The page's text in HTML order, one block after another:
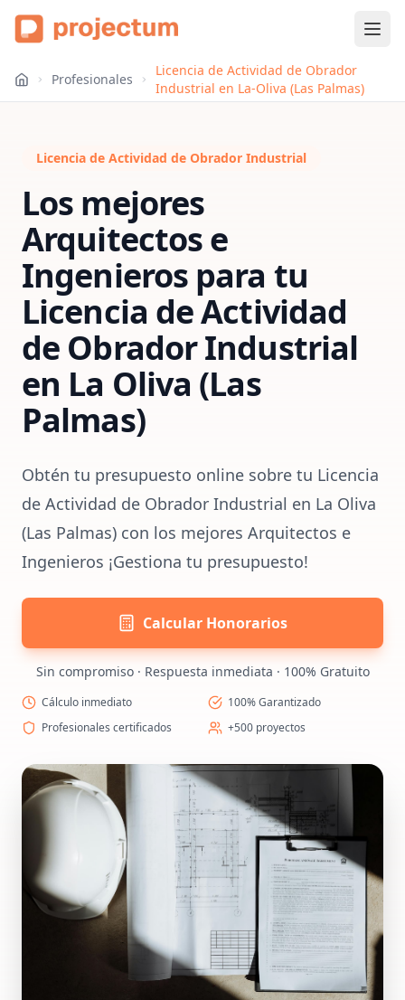
Profesionales
Licencia de Actividad de Obrador
Industrial en La-Oliva (Las Palmas)
Licencia de Actividad de Obrador Industrial
Los mejores
Arquitectos e
Ingenieros para tu
Licencia de Actividad
de Obrador Industrial
en La Oliva (Las
Palmas)
Obtén tu presupuesto online sobre tu Licencia
de Actividad de Obrador Industrial en La Oliva
(Las Palmas) con los mejores Arquitectos e
Ingenieros ¡Gestiona tu presupuesto!
Calcular Honorarios
Sin compromiso · Respuesta inmediata · 100% Gratuito
Cálculo inmediato
100% Garantizado
Profesionales certificados
+500 proyectos